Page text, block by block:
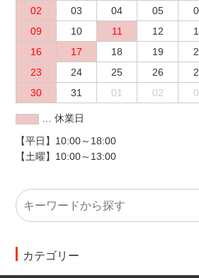
02
03 04 05
09
10 11 12
16
17 18 19
23
24 25 26
30
31 01 02
… 休業日
【平日】10:00～18:00
【土曜】10:00～13:00
カテゴリー